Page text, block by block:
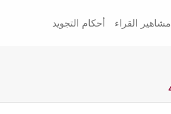
مشاهير القراء أحكام التجويد